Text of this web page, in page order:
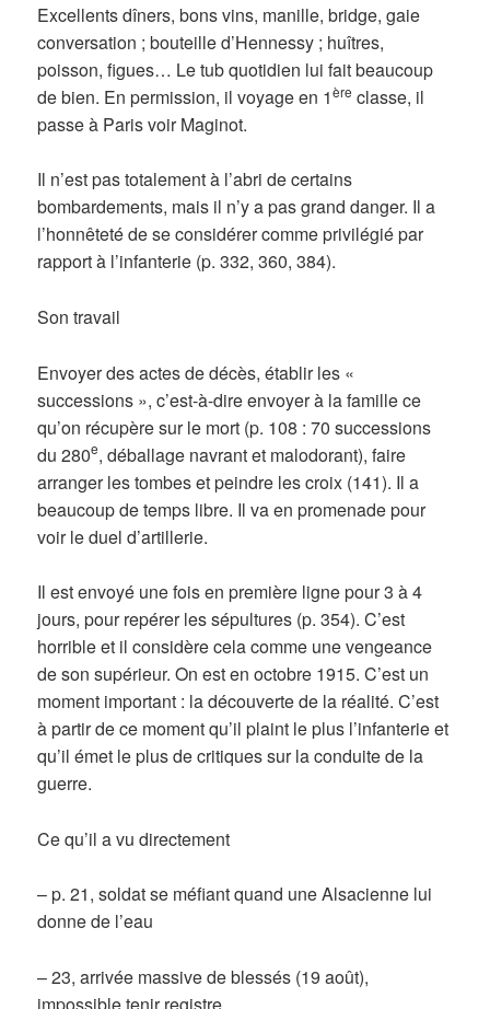
Excellents dîners, bons vins, manille, bridge, gaie
conversation ; bouteille d’Hennessy ; huîtres,
poisson, figues… Le tub quotidien lui fait beaucoup
de bien. En permission, il voyage en 1ère classe, il
passe à Paris voir Maginot.
Il n’est pas totalement à l’abri de certains
bombardements, mais il n’y a pas grand danger. Il a
l’honnêteté de se considérer comme privilégié par
rapport à l’infanterie (p. 332, 360, 384).
Son travail
Envoyer des actes de décès, établir les «
successions », c’est-à-dire envoyer à la famille ce
qu’on récupère sur le mort (p. 108 : 70 successions
du 280e, déballage navrant et malodorant), faire
arranger les tombes et peindre les croix (141). Il a
beaucoup de temps libre. Il va en promenade pour
voir le duel d’artillerie.
Il est envoyé une fois en première ligne pour 3 à 4
jours, pour repérer les sépultures (p. 354). C’est
horrible et il considère cela comme une vengeance
de son supérieur. On est en octobre 1915. C’est un
moment important : la découverte de la réalité. C’est
à partir de ce moment qu’il plaint le plus l’infanterie et
qu’il émet le plus de critiques sur la conduite de la
guerre.
Ce qu’il a vu directement
– p. 21, soldat se méfiant quand une Alsacienne lui
donne de l’eau
– 23, arrivée massive de blessés (19 août),